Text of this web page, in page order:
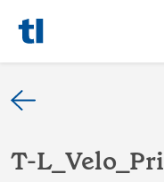
T-L Velo Pri